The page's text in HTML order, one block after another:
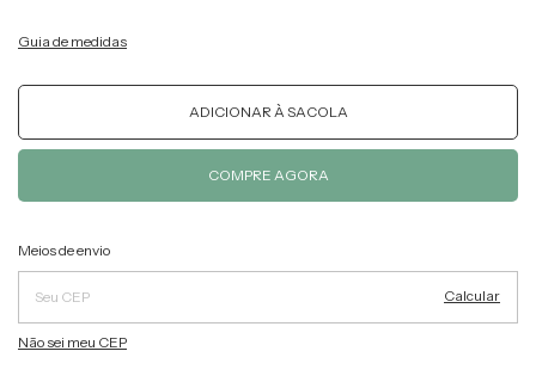
Guia de medidas
Entregas para o CEP:
Meios de envio
Calcular
Não sei meu CEP